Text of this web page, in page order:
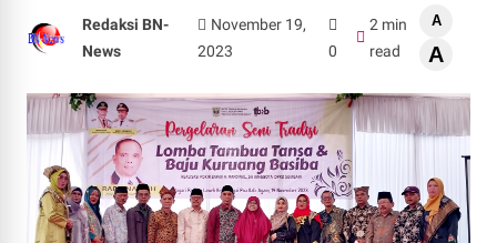
Redaksi BN-
News
November 19,
2023
0
2 min
read
A
A